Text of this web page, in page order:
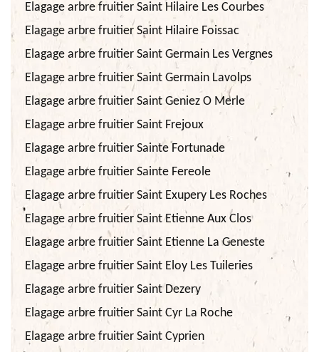
Elagage arbre fruitier Saint Hilaire Les Courbes
Elagage arbre fruitier Saint Hilaire Foissac
Elagage arbre fruitier Saint Germain Les Vergnes
Elagage arbre fruitier Saint Germain Lavolps
Elagage arbre fruitier Saint Geniez O Merle
Elagage arbre fruitier Saint Frejoux
Elagage arbre fruitier Sainte Fortunade
Elagage arbre fruitier Sainte Fereole
Elagage arbre fruitier Saint Exupery Les Roches
Elagage arbre fruitier Saint Etienne Aux Clos
Elagage arbre fruitier Saint Etienne La Geneste
Elagage arbre fruitier Saint Eloy Les Tuileries
Elagage arbre fruitier Saint Dezery
Elagage arbre fruitier Saint Cyr La Roche
Elagage arbre fruitier Saint Cyprien